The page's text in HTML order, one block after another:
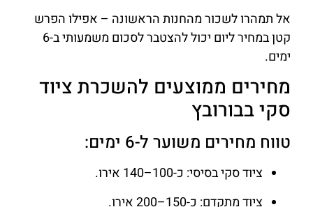
אל תמהרו לשכור מהחנות הראשונה – אפילו הפרש
קטן במחיר ליום יכול להצטבר לסכום משמעותי ב-6
ימים.
מחירים ממוצעים להשכרת ציוד
סקי בבורובץ
טווח מחירים משוער ל-6 ימים:
ציוד סקי בסיסי: כ-100–140 אירו.
ציוד מתקדם: כ-150–200 אירו.